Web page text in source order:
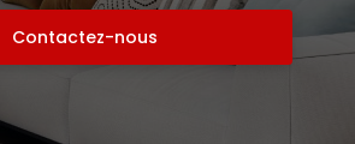
Contactez-nous